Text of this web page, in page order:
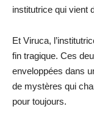
institutrice qui vient
Et Viruca,
fin tragique. Ces
enveloppées dans
de mystères qui
pour toujours.